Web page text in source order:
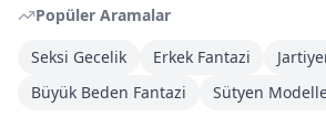
Popüler Aramalar
Seksi Gecelik
Erkek Fantazi
Büyük Beden Fantazi
Sütyen
DHL Kargoya Teslim